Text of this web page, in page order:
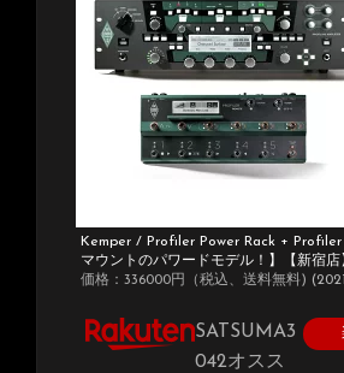
Kemper / Profiler Power Rack + Profiler
マウントのパワードモデル！】【新宿店
価格：336000円（税込、送料無料)
SATSUMA3
042オスス